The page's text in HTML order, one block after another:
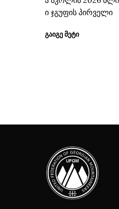
ი ჯგუფის პირველი
ᲒᲐᲘᲒᲔ ᲛᲔᲢᲘ